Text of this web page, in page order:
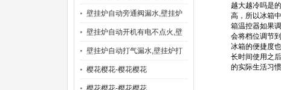
壁挂炉自动旁通阀漏水,壁挂炉
壁挂炉自动开机有电不点火,壁
壁挂炉自动打气漏水,壁挂炉打
樱花樱花-樱花樱花
樱花樱花-樱花樱花
越大越冷吗是
高，所以冰箱
箱温控器如果
会将档位调节
冰箱的便捷度
长时间使用之
的实际生活习惯|